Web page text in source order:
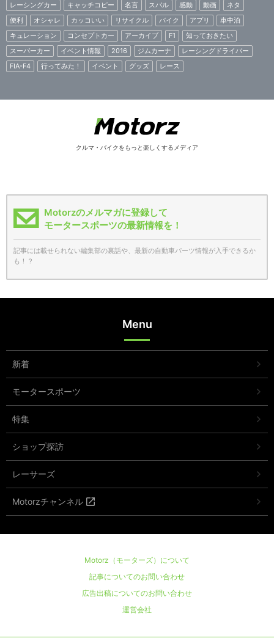
レーシングカー
キャッチコピー 名言 スバル 感動 動画
ネタ
便利
オシャレ カッコいい リサイクル バイク アプリ
車中泊
キュレーション
コンセプトカー アーカイブ F1
知っておきたい
スーパーカー
イベント情報 2016 ジムカーナ
レーシングドライバー
FIA-F4
行ってみた！ イベント グッズ レース
クルマ・バイクをもっと楽しくするメディア
Motorzのメルマガに登録して
モータースポーツの最新情報を！
記事には載せられない編集部の裏話や、最新の自動車パーツ情報が入手できるか
も！？
Menu
新着
モータースポーツ
特集
ショップ探訪
レーサーズ
Motorzチャンネル
Motorz（モーターズ）について
記事についてのお問い合わせ
広告出稿についてのお問い合わせ
運営会社